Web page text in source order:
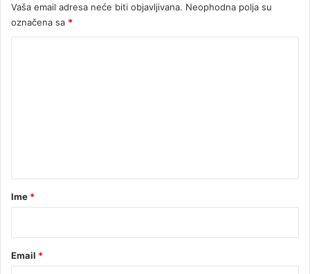
r
v
o
Vaša email adresa neće biti objavljivana. Neophodna polja su
označena sa *
rIme *
Email *